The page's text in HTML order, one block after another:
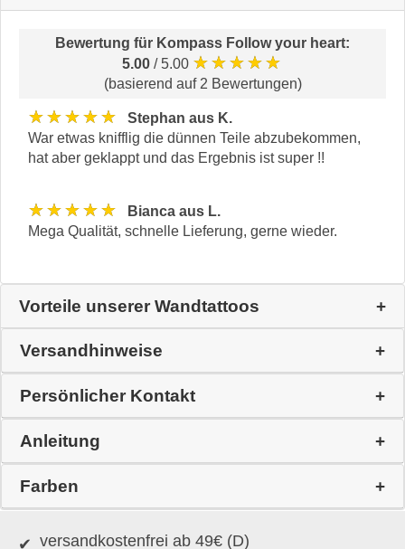
Bewertung für Kompass Follow your heart:
5.00 / 5.00 ★★★★★
(basierend auf 2 Bewertungen)
★★★★★
Stephan aus K.
War etwas knifflig die dünnen Teile abzubekommen,
hat aber geklappt und das Ergebnis ist super !!
★★★★★
Bianca aus L.
Mega Qualität, schnelle Lieferung, gerne wieder.
Vorteile unserer Wandtattoos
Versandhinweise
Persönlicher Kontakt
Anleitung
Farben
versandkostenfrei ab 49€ (D)